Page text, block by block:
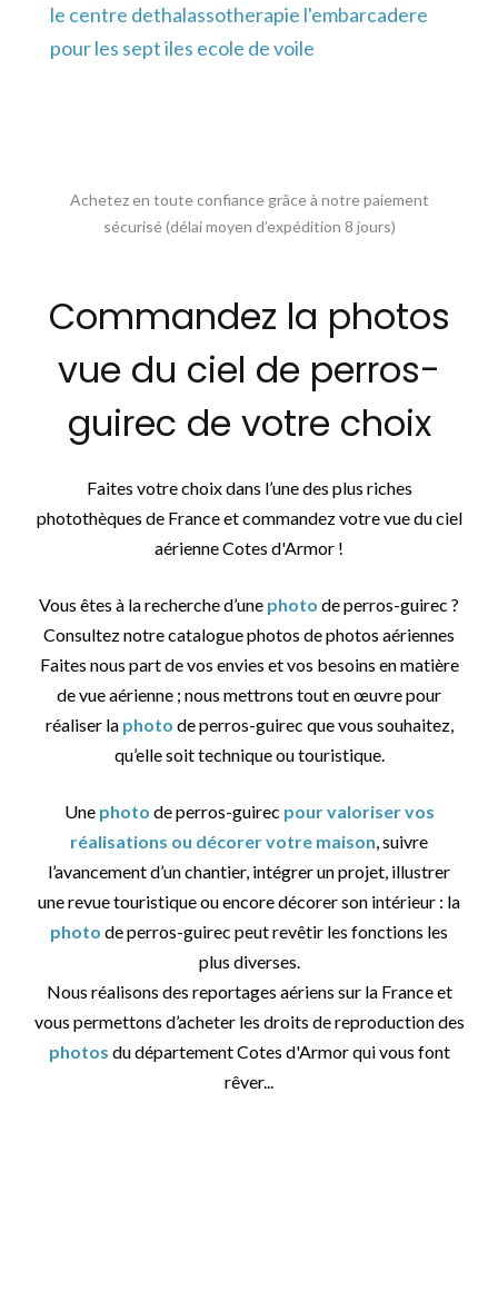
le centre dethalassotherapie l'embarcadere
pour les sept iles ecole de voile
Achetez en toute confiance grâce à notre paiement
sécurisé (délai moyen d’expédition 8 jours)
Commandez la photos
vue du ciel de perros-
guirec de votre choix
Faites votre choix dans l’une des plus riches
photothèques de France et commandez votre vue du ciel
aérienne Cotes d'Armor !
Vous êtes à la recherche d’une photo de perros-guirec ?
Consultez notre catalogue photos de photos aériennes
Faites nous part de vos envies et vos besoins en matière
de vue aérienne ; nous mettrons tout en œuvre pour
réaliser la photo de perros-guirec que vous souhaitez,
qu’elle soit technique ou touristique.
Une photo de perros-guirec pour valoriser vos
réalisations ou décorer votre maison , suivre
l’avancement d’un chantier, intégrer un projet, illustrer
une revue touristique ou encore décorer son intérieur : la
photo de perros-guirec peut revêtir les fonctions les
plus diverses.
Nous réalisons des reportages aériens sur la France et
vous permettons d’acheter les droits de reproduction des
photos du département Cotes d'Armor qui vous font
rêver...